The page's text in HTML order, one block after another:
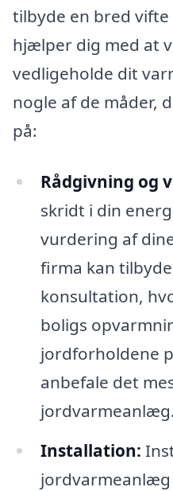
tilbyde en bred
hjælper dig med at
vedligeholde dit
nogle af de måder,
på:
Rådgivning og
skridt i din
vurdering af
firma kan
konsultation,
boligs
jordforholdene
anbefale det
jordvarmeanlæg.
Installation:
jordvarmeanlæg